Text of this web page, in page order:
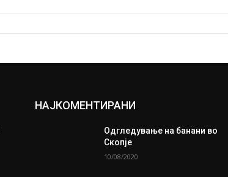
НАЈКОМЕНТИРАНИ
Одгледување на банани во
Скопје
10/08/2020